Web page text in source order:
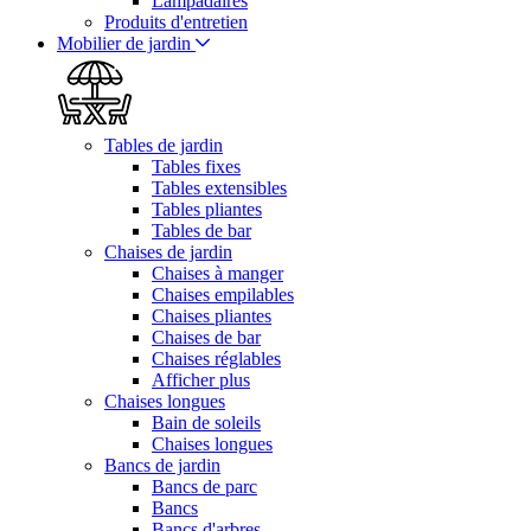
Produits d'entretien
Mobilier de jardin
Tables de jardin
Tables fixes
Tables extensibles
Tables pliantes
Tables de bar
Chaises de jardin
Chaises à manger
Chaises empilables
Chaises pliantes
Chaises de bar
Chaises réglables
Afficher plus
Chaises longues
Bain de soleils
Chaises longues
Bancs de jardin
Bancs de parc
Bancs